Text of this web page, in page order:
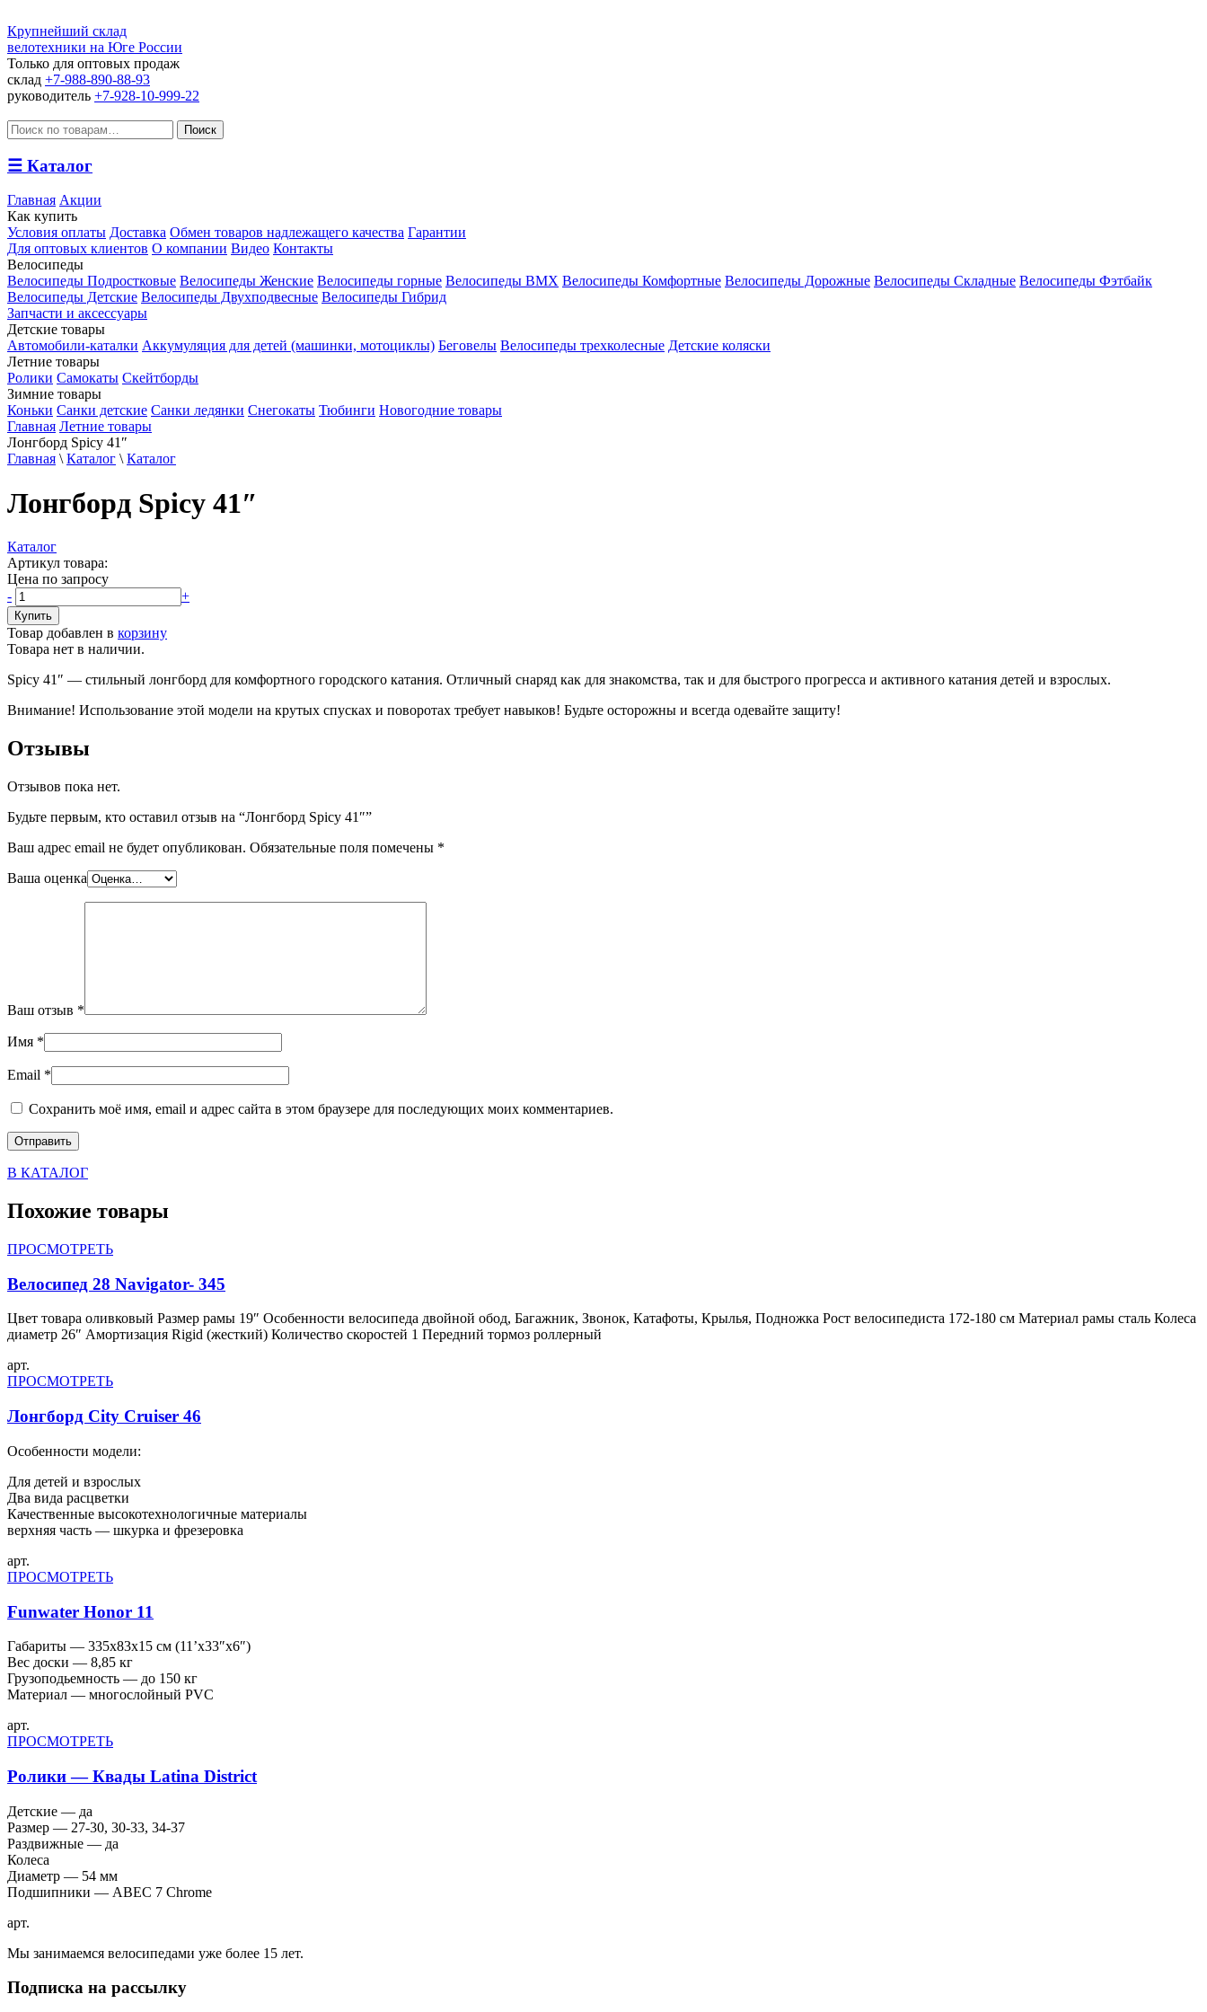
Крупнейший склад
велотехники на Юге России
Только для оптовых продаж
склад +7-988-890-88-93
руководитель +7-928-10-999-22
Искать: Поиск
☰ Каталог
Главная Акции
Как купить
Условия оплаты Доставка Обмен товаров надлежащего качества Гарантии
Для оптовых клиентов О компании Видео Контакты
Велосипеды
Велосипеды Подростковые Велосипеды Женские Велосипеды горные Велосипеды BMX Велосипеды Комфортные Велосипеды Дорожные Велосипеды Складные Велосипеды Фэтбайк
Велосипеды Детские Велосипеды Двухподвесные Велосипеды Гибрид
Запчасти и аксессуары
Детские товары
Автомобили-каталки Аккумуляция для детей (машинки, мотоциклы) Беговелы Велосипеды трехколесные Детские коляски
Летние товары
Ролики Самокаты Скейтборды
Зимние товары
Коньки Санки детские Санки ледянки Снегокаты Тюбинги Новогодние товары
Главная Летние товары
Лонгборд Spicy 41″
Главная \ Каталог \ Каталог
Лонгборд Spicy 41″
Каталог
Артикул товара:
Цена по запросу
-
+
Товар добавлен в корзину
Товара нет в наличии.
Spicy 41″ — стильный лонгборд для комфортного городского катания. Отличный снаряд как для знакомства, так и для быстрого прогресса и активного катания детей и взрослых.
Внимание! Использование этой модели на крутых спусках и поворотах требует навыков! Будьте осторожны и всегда одевайте защиту!
Отзывы
Отзывов пока нет.
Будьте первым, кто оставил отзыв на “Лонгборд Spicy 41″”
Ваш адрес email не будет опубликован. Обязательные поля помечены *
Ваша оценка
Ваш отзыв *
Имя *
Email *
Сохранить моё имя, email и адрес сайта в этом браузере для последующих моих комментариев.
В КАТАЛОГ
Похожие товары
ПРОСМОТРЕТЬ
Велосипед 28 Navigator- 345
Цвет товара оливковый Размер рамы 19″ Особенности велосипеда двойной обод, Багажник, Звонок, Катафоты, Крылья, Подножка Рост велосипедиста 172-180 см Материал рамы сталь Колеса
диаметр 26″ Амортизация Rigid (жесткий) Количество скоростей 1 Передний тормоз роллерный
арт.
ПРОСМОТРЕТЬ
Лонгборд City Cruiser 46
Особенности модели:
Для детей и взрослых
Два вида расцветки
Качественные высокотехнологичные материалы
верхняя часть — шкурка и фрезеровка
арт.
ПРОСМОТРЕТЬ
Funwater Honor 11
Габариты — 335x83x15 см (11’х33″х6″)
Вес доски — 8,85 кг
Грузоподьемность — до 150 кг
Материал — многослойный PVC
арт.
ПРОСМОТРЕТЬ
Ролики — Квады Latina District
Детские — да
Размер — 27-30, 30-33, 34-37
Раздвижные — да
Колеса
Диаметр — 54 мм
Подшипники — ABEC 7 Chrome
арт.
Мы занимаемся велосипедами уже более 15 лет.
Подписка на рассылку